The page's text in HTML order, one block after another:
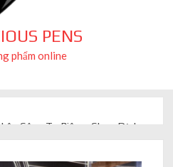
PENS
phẩm online
Công Ty Riêng: Chọn Dịch
Thế Nào?
món làm riêng luôn ghi điểm